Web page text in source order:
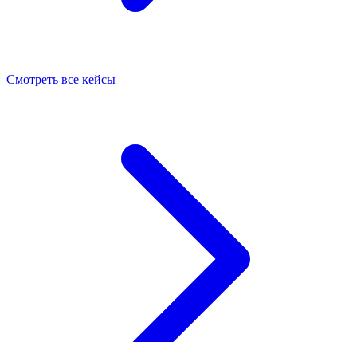
Смотреть все кейсы